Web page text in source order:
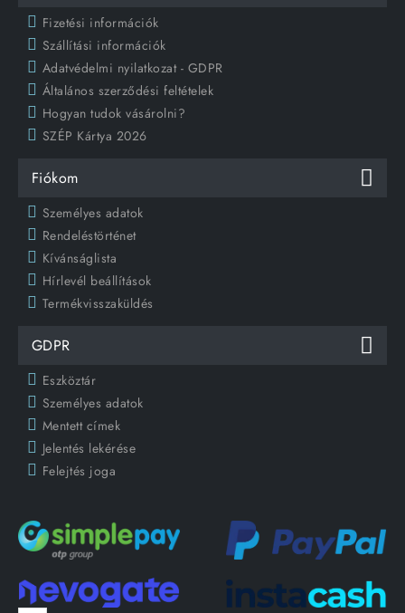
Fizetési információk
Szállítási információk
Adatvédelmi nyilatkozat - GDPR
Általános szerződési feltételek
Hogyan tudok vásárolni?
SZÉP Kártya 2026
Fiókom
Személyes adatok
Rendeléstörténet
Kívánságlista
Hírlevél beállítások
Termékvisszaküldés
GDPR
Eszköztár
Személyes adatok
Mentett címek
Jelentés lekérése
Felejtés joga